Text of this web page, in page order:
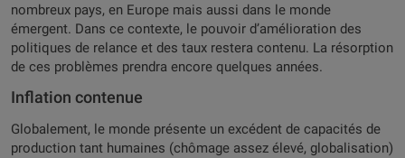
nombreux pays, en Europe mais aussi dans le monde
émergent. Dans ce contexte, le pouvoir d’amélioration des
politiques de relance et des taux restera contenu. La résorption
de ces problèmes prendra encore quelques années.
Inflation contenue
Globalement, le monde présente un excédent de capacités de
production tant humaines (chômage assez élevé, globalisation)